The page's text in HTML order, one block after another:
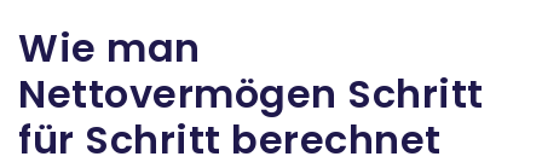
Wie man
Nettovermögen Schritt
für Schritt berechnet